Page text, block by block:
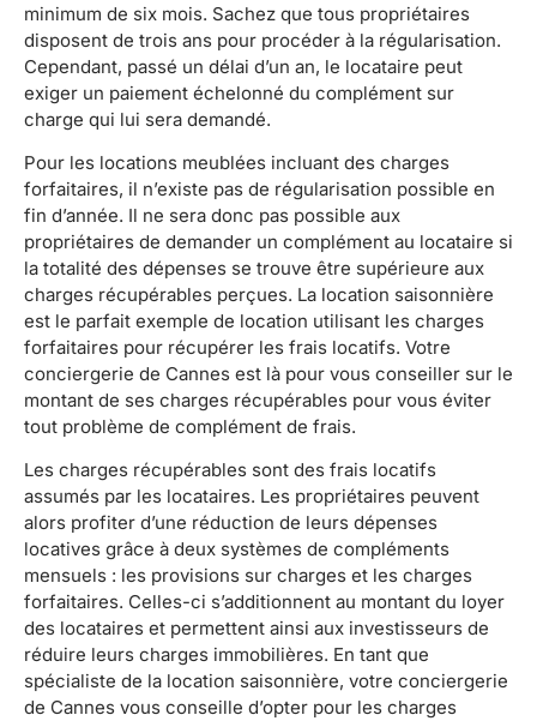
minimum de six mois. Sachez que tous propriétaires
disposent de trois ans pour procéder à la régularisation.
Cependant, passé un délai d’un an, le locataire peut
exiger un paiement échelonné du complément sur
charge qui lui sera demandé.
Pour les locations meublées incluant des charges
forfaitaires, il n’existe pas de régularisation possible en
fin d’année. Il ne sera donc pas possible aux
propriétaires de demander un complément au locataire si
la totalité des dépenses se trouve être supérieure aux
charges récupérables perçues. La location saisonnière
est le parfait exemple de location utilisant les charges
forfaitaires pour récupérer les frais locatifs. Votre
conciergerie de Cannes est là pour vous conseiller sur le
montant de ses charges récupérables pour vous éviter
tout problème de complément de frais.
Les charges récupérables sont des frais locatifs
assumés par les locataires. Les propriétaires peuvent
alors profiter d’une réduction de leurs dépenses
locatives grâce à deux systèmes de compléments
mensuels : les provisions sur charges et les charges
forfaitaires. Celles-ci s’additionnent au montant du loyer
des locataires et permettent ainsi aux investisseurs de
réduire leurs charges immobilières. En tant que
spécialiste de la location saisonnière, votre conciergerie
de Cannes vous conseille d’opter pour les charges